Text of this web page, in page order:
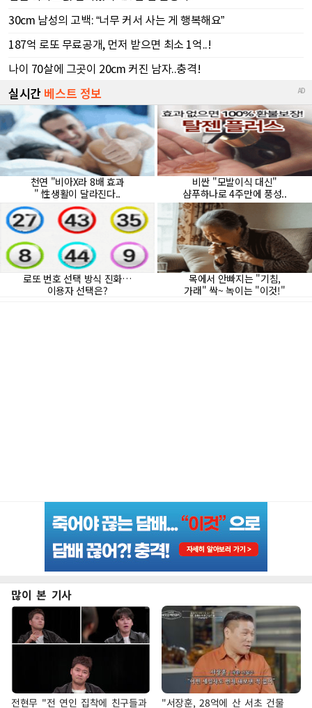
많이 본 기사
전현무 "전 연인 집착에 친구들과 "서장훈, 28억에 산 서초 건물